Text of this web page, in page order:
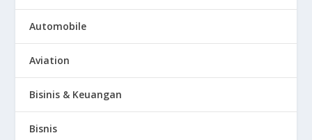
Automobile
Aviation
Bisinis & Keuangan
Bisnis